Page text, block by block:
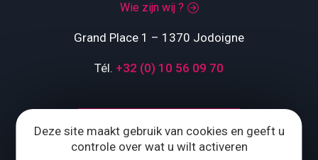
Deze site maakt gebruik van cookies en geeft u
controle over wat u wilt activeren
Wie zijn wij ?
Grand Place 1 – 1370 Jodoigne
Tél. +32 (0) 10 56 09 70
ONS CONTACTEREN